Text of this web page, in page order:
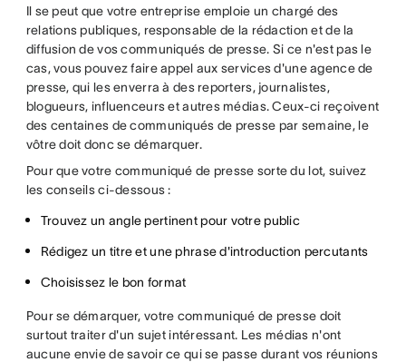
Il se peut que votre entreprise emploie un chargé des
relations publiques, responsable de la rédaction et de la
diffusion de vos communiqués de presse. Si ce n'est pas le
cas, vous pouvez faire appel aux services d'une agence de
presse, qui les enverra à des reporters, journalistes,
blogueurs, influenceurs et autres médias. Ceux-ci reçoivent
des centaines de communiqués de presse par semaine, le
vôtre doit donc se démarquer.
Pour que votre communiqué de presse sorte du lot, suivez
les conseils ci-dessous :
Trouvez un angle pertinent pour votre public
Rédigez un titre et une phrase d'introduction percutants
Choisissez le bon format
Pour se démarquer, votre communiqué de presse doit
surtout traiter d'un sujet intéressant. Les médias n'ont
aucune envie de savoir ce qui se passe durant vos réunions